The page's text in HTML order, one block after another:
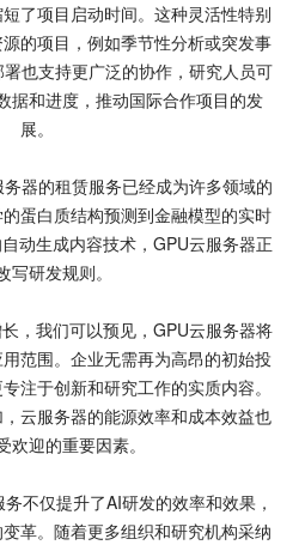
了项目启动时间。这种灵活性特别
的项目，例如季节性分析或突发事
也支持更广泛的协作，研究人员可
据和进度，推动国际合作项目的发
展。
器的租赁服务已经成为许多领域的
蛋白质结构预测到金融模型的实时
动生成内容技术，GPU云服务器正
写研发规则。
，我们可以预见，GPU云服务器将
范围。企业无需再为高昂的初始投
注于创新和研究工作的实质内容。
云服务器的能源效率和成本效益也
欢迎的重要因素。
不仅提升了AI研发的效率和效果，
革。随着更多组织和研究机构采纳